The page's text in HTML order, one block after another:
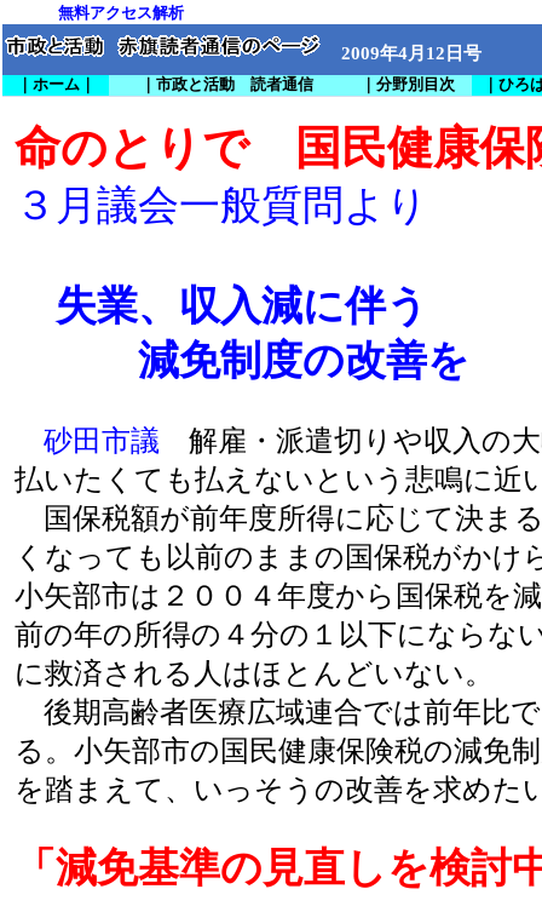
無料アクセス解析
2009年4月12日号
｜ホーム｜ ｜市政と活動 読者通信 ｜分野別目次 ｜ひろ
命のとりで 国民健康保
３月議会一般質問より
失業、収入減に伴う
減免制度の改善を
砂田市議 解雇・派遣切りや収入の
払いたくても払えないという悲鳴に近
国保税額が前年度所得に応じて決ま
くなっても以前のままの国保税がかけ
小矢部市は２００４年度から国保税を
前の年の所得の４分の１以下にならな
に救済される人はほとんどいない。
後期高齢者医療広域連合では前年比
る。小矢部市の国民健康保険税の減免
を踏まえて、いっそうの改善を求めた
「減免基準の見直しを検討